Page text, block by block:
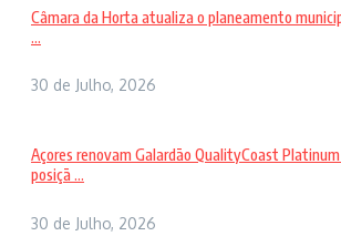
Câmara da Horta atualiza o planeamento
...
30 de Julho, 2026
Açores renovam Galardão QualityCoast
posiçã ...
30 de Julho, 2026